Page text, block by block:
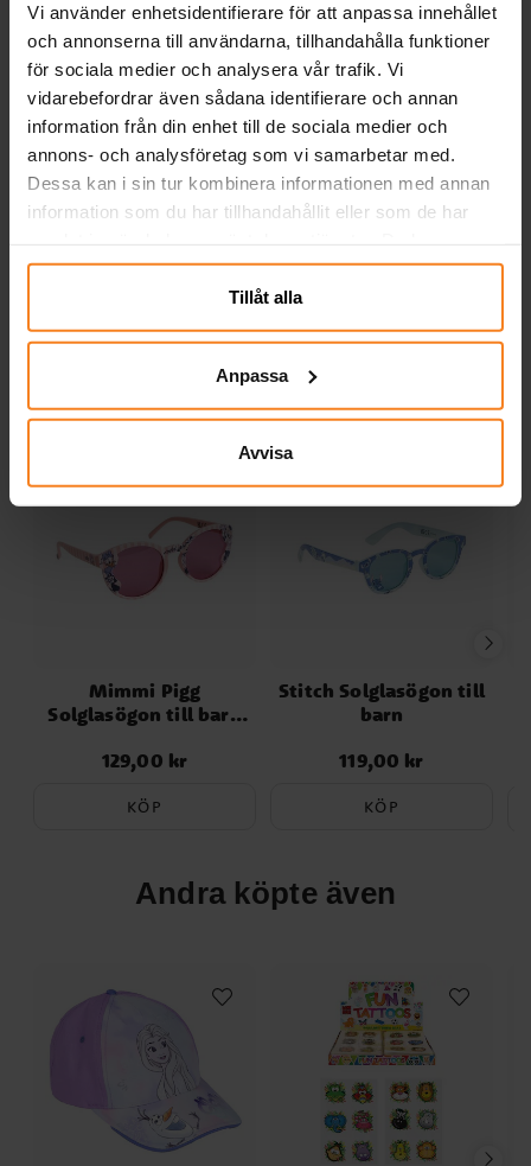
Vi använder enhetsidentifierare för att anpassa innehållet
och annonserna till användarna, tillhandahålla funktioner
för sociala medier och analysera vår trafik. Vi
vidarebefordrar även sådana identifierare och annan
information från din enhet till de sociala medier och
annons- och analysföretag som vi samarbetar med.
Dessa kan i sin tur kombinera informationen med annan
information som du har tillhandahållit eller som de har
närsomhelst ändra ditt samtycke.
Tillåt alla
Anpassa
Avvisa
Mimmi Pigg Boutique - Keps till
barn
färgnyanser med söta Mimmi Pigg på.
Kepsen är tillverkad av 65 % bomull och
35 % polyester. Kepsen har en omkrets
gör att den oftast passar barn i åldern ca
4 till 6 år.
Relaterade produkter
Mimmi Pigg
Solglasögon till barn
Pris:129,00 kr
129,00 kr
KÖP
Stitch Solglasögon till
barn
Pris:119,00 kr
119,00 kr
KÖP
Andra köpte även